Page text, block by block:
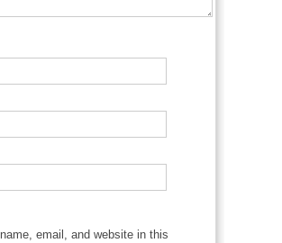
email, and website in this